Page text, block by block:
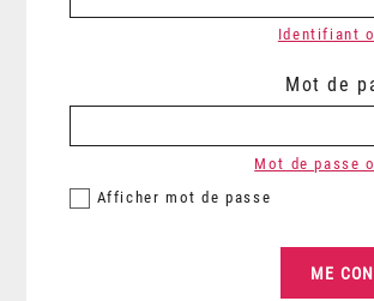
Identifiant
Mot de
Afficher mot de passe
Mot de passe